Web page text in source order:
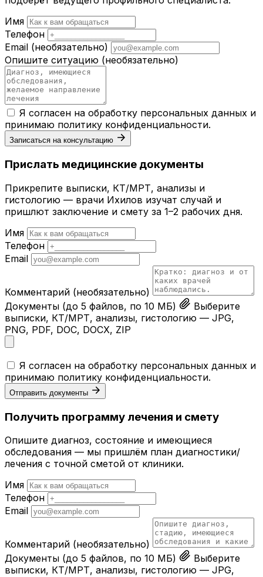
Имя
Телефон
Email (необязательно)
Опишите ситуацию (необязательно)
Я согласен на обработку персональных данных и
принимаю политику конфиденциальности.
Записаться на консультацию
Прислать медицинские документы
Прикрепите выписки, КТ/МРТ, анализы и
гистологию — врачи Ихилов изучат случай и
пришлют заключение и смету за 1–2 рабочих дня.
Имя
Телефон
Email
Комментарий (необязательно)
Документы (до 5 файлов, по 10 МБ)
Выберите
выписки, КТ/МРТ, анализы, гистологию — JPG,
PNG, PDF, DOC, DOCX, ZIP
Я согласен на обработку персональных данных и
принимаю политику конфиденциальности.
Отправить документы
Получить программу лечения и смету
Опишите диагноз, состояние и имеющиеся
обследования — мы пришлём план диагностики/
лечения с точной сметой от клиники.
Имя
Телефон
Email
Комментарий (необязательно)
Документы (до 5 файлов, по 10 МБ)
Выберите
выписки, КТ/МРТ, анализы, гистологию — JPG,